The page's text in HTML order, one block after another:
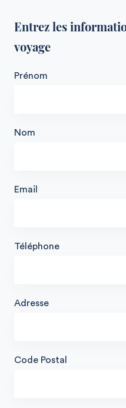
Entrez les
voyage
Prénom
Nom
Email
Téléphone
Adresse
Code Postal